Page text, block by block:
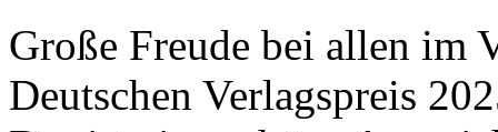
Große Freude bei allen im
Deutschen Verlagspreis